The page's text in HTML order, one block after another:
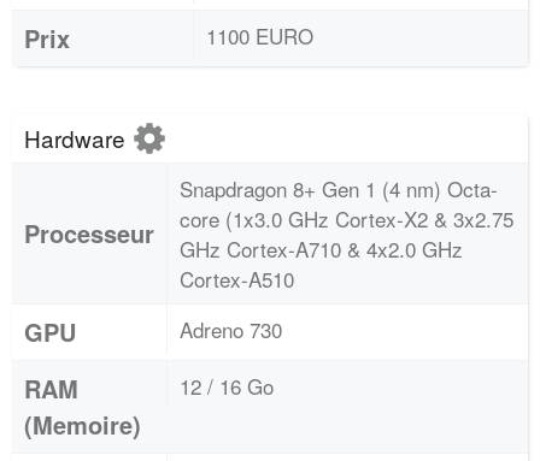
Prix 1100 EURO
Hardware
Processeur
Snapdragon 8+ Gen 1 (4 nm) Octa-
core (1x3.0 GHz Cortex-X2 & 3x2.75
GHz Cortex-A710 & 4x2.0 GHz
Cortex-A510
GPU Adreno 730
RAM
(Memoire)
12 / 16 Go